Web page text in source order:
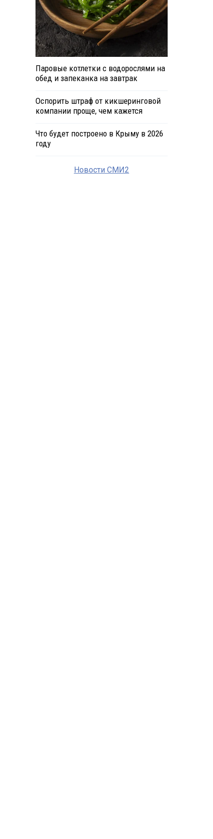
Паровые котлетки с водорослями на
обед и запеканка на завтрак
Оспорить штраф от кикшеринговой
компании проще, чем кажется
Что будет построено в Крыму в 2026
году
Новости СМИ2